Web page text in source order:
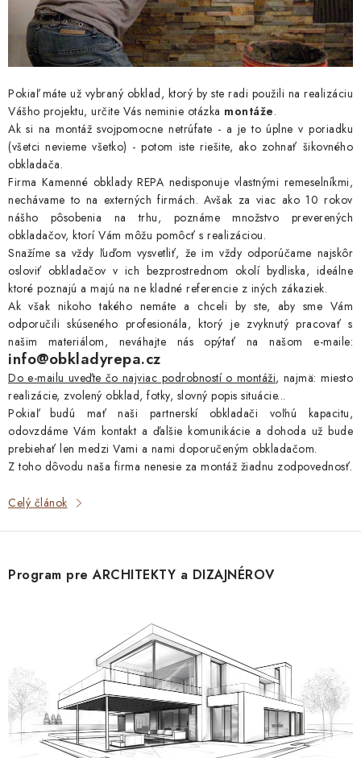
Pokiaľ máte už vybraný obklad, ktorý by ste radi použili na realizáciu
Vášho projektu, určite Vás neminie otázka montáže.
Ak si na montáž svojpomocne netrúfate - a je to úplne v poriadku
(všetci nevieme všetko) - potom iste riešite, ako zohnať šikovného
obkladača.
Firma Kamenné obklady REPA nedisponuje vlastnými remeselníkmi,
nechávame to na externých firmách. Avšak za viac ako 10 rokov
nášho pôsobenia na trhu, poznáme množstvo preverených
obkladačov, ktorí Vám môžu pomôcť s realizáciou.
Snažíme sa vždy ľuďom vysvetliť, že im vždy odporúčame najskôr
osloviť obkladačov v ich bezprostrednom okolí bydliska, ideálne
ktoré poznajú a majú na ne kladné referencie z iných zákaziek.
Ak však nikoho takého nemáte a chceli by ste, aby sme Vám
odporučili skúseného profesionála, ktorý je zvyknutý pracovať s
našim materiálom, neváhajte nás opýtať na našom e-maile:
info@obkladyrepa.cz
Do e-mailu uveďte čo najviac podrobností o montáži, najmä: miesto
realizácie, zvolený obklad, fotky, slovný popis situácie...
Pokiaľ budú mať naši partnerskí obkladači voľnú kapacitu,
odovzdáme Vám kontakt a ďalšie komunikácie a dohoda už bude
prebiehať len medzi Vami a nami doporučeným obkladačom.
Z toho dôvodu naša firma nenesie za montáž žiadnu zodpovednosť.
Celý článok
Program pre ARCHITEKTY a DIZAJNÉROV